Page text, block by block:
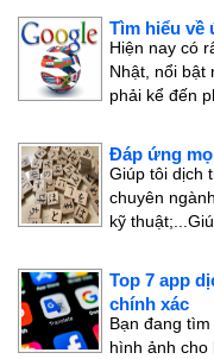
Tìm hiểu về
Hiện nay có
Nhật, nổi bật
phải kể đến
Đáp ứng
Giúp tôi dịch
chuyên
kỹ
Top 7 app
chính xác
Bạn đang
hình ảnh cho